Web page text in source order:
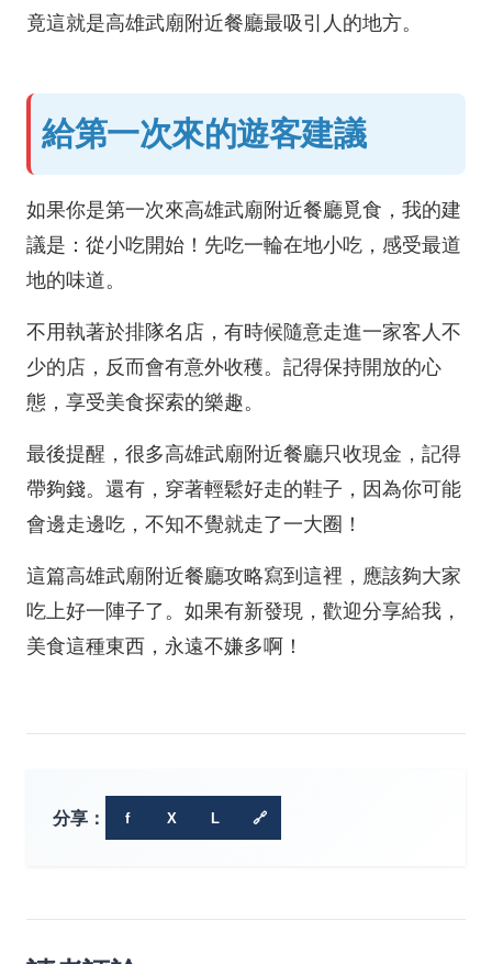
竟這就是高雄武廟附近餐廳最吸引人的地方。
給第一次來的遊客建議
如果你是第一次來高雄武廟附近餐廳覓食，我的建
議是：從小吃開始！先吃一輪在地小吃，感受最道
地的味道。
不用執著於排隊名店，有時候隨意走進一家客人不
少的店，反而會有意外收穫。記得保持開放的心
態，享受美食探索的樂趣。
最後提醒，很多高雄武廟附近餐廳只收現金，記得
帶夠錢。還有，穿著輕鬆好走的鞋子，因為你可能
會邊走邊吃，不知不覺就走了一大圈！
這篇高雄武廟附近餐廳攻略寫到這裡，應該夠大家
吃上好一陣子了。如果有新發現，歡迎分享給我，
美食這種東西，永遠不嫌多啊！
分享： f X L 🔗